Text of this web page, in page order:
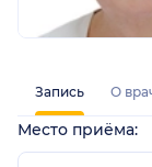
Запись О
Место приёма: